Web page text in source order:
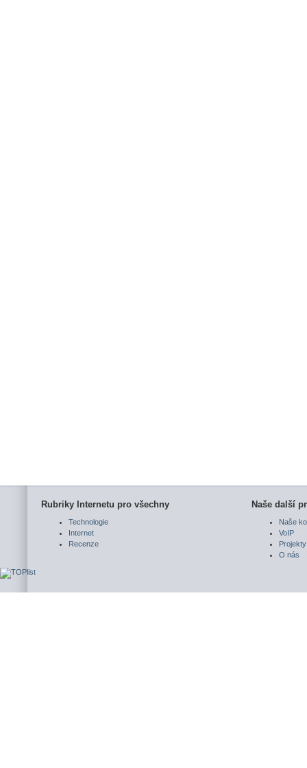
Rubriky Internetu pro všechny
Technologie
Internet
Recenze
Naše další
Naše
VoIP
Projekty
O nás